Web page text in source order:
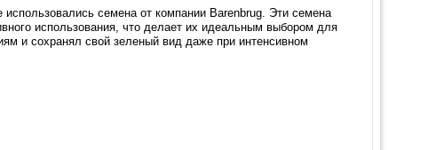
семена от компании Barenbrug. Эти семена
использования, что делает их идеальным выбором для
и сохранял свой зеленый вид даже при интенсивном